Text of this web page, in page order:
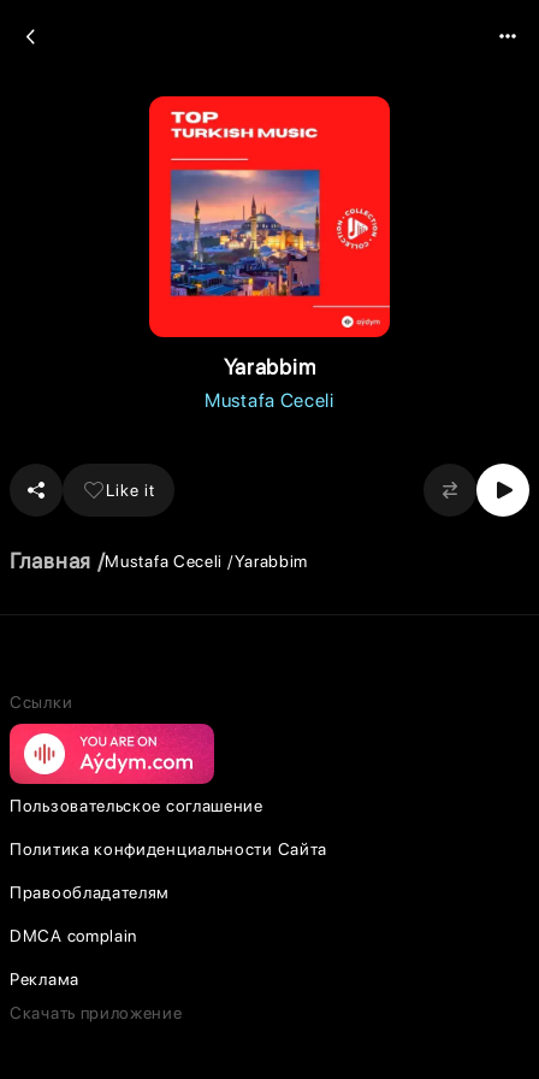
Yarabbim
Mustafa Ceceli
Like it
Главная Mustafa Ceceli Yarabbim
Ссылки
Пользовательское соглашение
Политика конфиденциальности Сайта
Правообладателям
DMCA complain
Реклама
Скачать приложение